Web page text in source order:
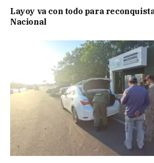
Layoy va con todo para
Nacional